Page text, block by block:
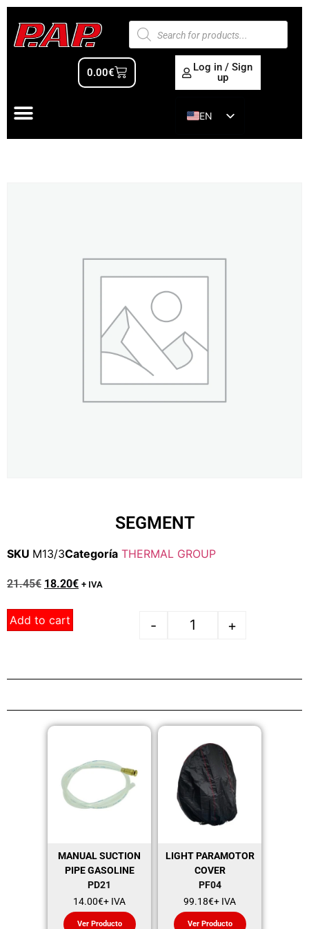
0.00€
Log in / Sign
up
EN
ES
SEGMENT
SKU M13/3Categoría THERMAL GROUP
21.45€ 18.20€ + IVA
- +
Add to cart
MANUAL SUCTION
PIPE GASOLINE
PD21
14.00€+ IVA
Ver Producto
LIGHT PARAMOTOR
COVER
PF04
99.18€+ IVA
Ver Producto